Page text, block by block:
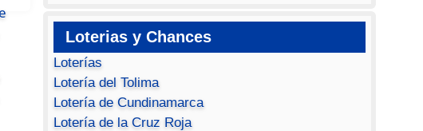
Loterias y Chances
Loterías
Lotería del Tolima
Lotería de Cundinamarca
Lotería de la Cruz Roja